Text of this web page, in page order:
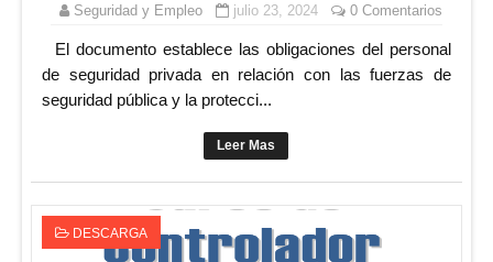
Seguridad y Empleo julio 23, 2024 0 Comentarios
El documento establece las obligaciones del personal
de seguridad privada en relación con las fuerzas de
seguridad pública y la protecci...
Leer Mas
DESCARGA